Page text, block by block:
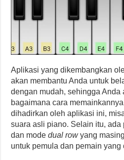
Aplikasi yang dikembangkan
akan membantu Anda untuk
dengan mudah, sehingga Anda
bagaimana cara
dihadirkan oleh aplikasi ini,
suara asli piano. Selain itu,
dan modedual rowyang
untuk pemula dan pemain yang